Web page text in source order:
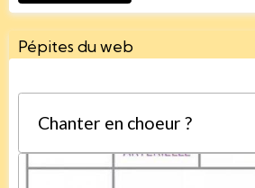
Pépites du web
Chanter en choeur ?